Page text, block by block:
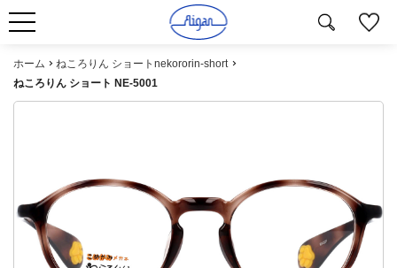
ホーム
ねころりん ショートnekororin-short
ねころりん ショート NE-5001